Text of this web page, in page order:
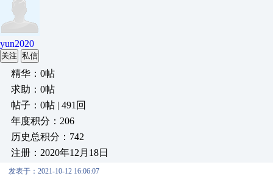
yun2020
关注 私信
精华：0帖
求助：0帖
帖子：0帖 | 491回
年度积分：206
历史总积分：742
注册：2020年12月18日
发表于：2021-10-12 16:06:07